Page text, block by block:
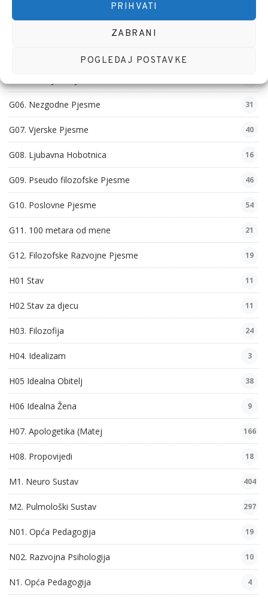
PRIHVATI
ZABRANI
POGLEDAJ POSTAVKE
G04. Domoljubne Pjesme
G06. Nezgodne Pjesme 31
G07. Vjerske Pjesme 40
G08. Ljubavna Hobotnica 16
G09. Pseudo filozofske Pjesme 46
G10. Poslovne Pjesme 54
G11. 100 metara od mene 21
G12. Filozofske Razvojne Pjesme 19
H01 Stav 11
H02 Stav za djecu 11
H03. Filozofija 24
H04. Idealizam 3
H05 Idealna Obitelj 38
H06 Idealna Žena 9
H07. Apologetika (Matej 166
H08. Propovijedi 18
M1. Neuro Sustav 404
M2. Pulmološki Sustav 297
N01. Opća Pedagogija 19
N02. Razvojna Psihologija 10
N1. Opća Pedagogija 4